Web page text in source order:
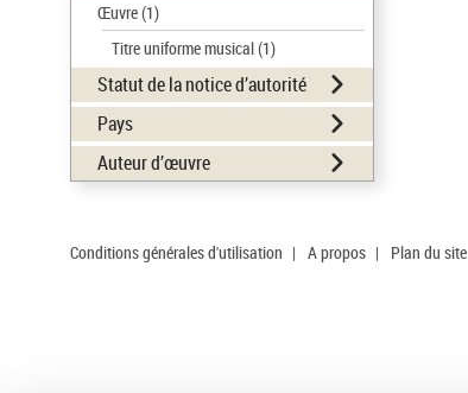
Œuvre(1)
Titre uniforme musical(1)
Statut de la notice d’autorité
Pays
Auteur d’œuvre
Conditions générales d'utilisation | A propos | Plan du site